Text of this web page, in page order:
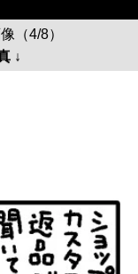
（4/8）
↓